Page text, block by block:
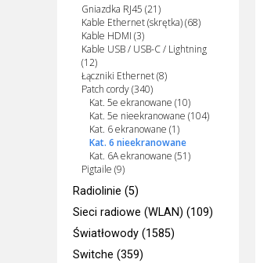
Gniazdka RJ45 (21)
Kable Ethernet (skrętka) (68)
Kable HDMI (3)
Kable USB / USB-C / Lightning
(12)
Łączniki Ethernet (8)
Patch cordy (340)
Kat. 5e ekranowane (10)
Kat. 5e nieekranowane (104)
Kat. 6 ekranowane (1)
Kat. 6 nieekranowane
Kat. 6A ekranowane (51)
Pigtaile (9)
Radiolinie (5)
Sieci radiowe (WLAN) (109)
Światłowody (1585)
Switche (359)